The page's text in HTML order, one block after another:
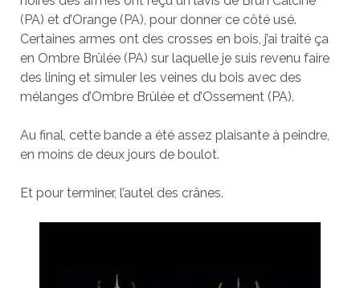
(PA) et d’Orange (PA), pour donner ce côté usé.
Certaines armes ont des crosses en bois, j’ai traité ça
en Ombre Brûlée (PA) sur laquelle je suis revenu faire
des lining et simuler les veines du bois avec des
mélanges d’Ombre Brûlée et d’Ossement (PA).
Au final, cette bande a été assez plaisante à peindre,
en moins de deux jours de boulot.
Et pour terminer, l’autel des crânes.